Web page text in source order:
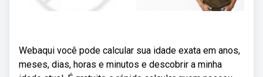
Webaqui você pode calcular sua idade exata em anos,
meses, dias, horas e minutos e descobrir a minha